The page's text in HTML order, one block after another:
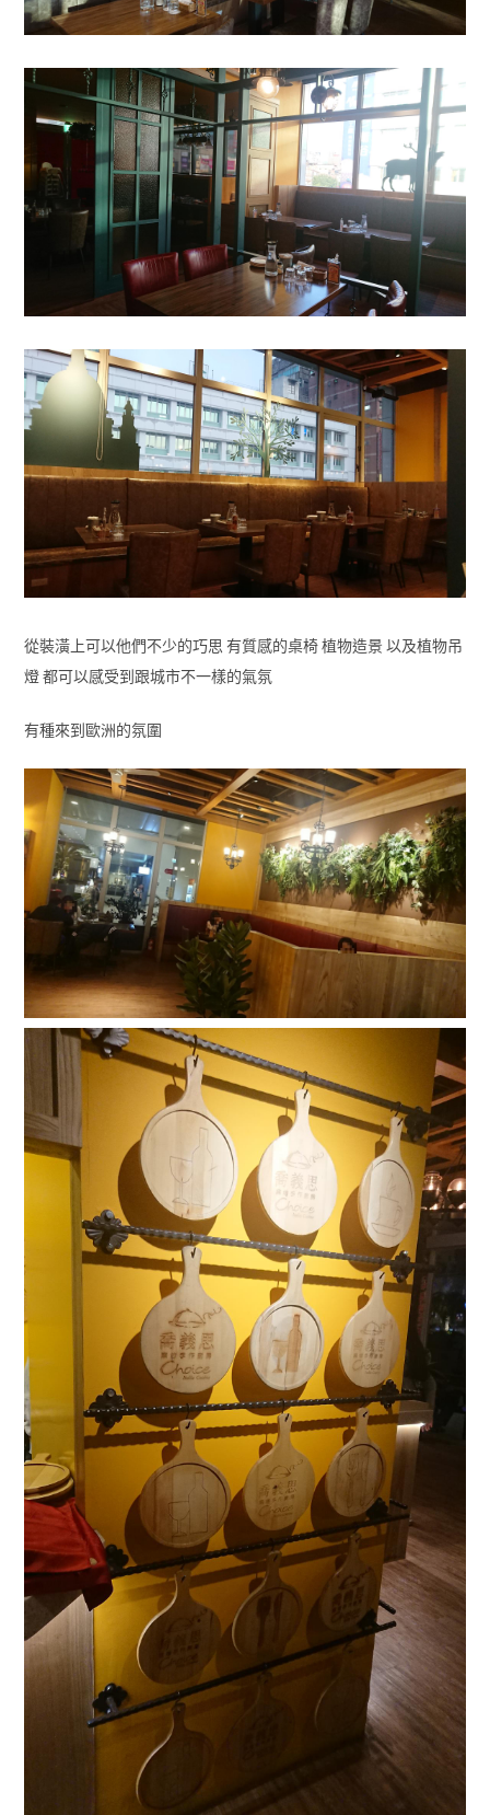
從裝潢上可以他們不少的巧思 有質感的桌椅 植物造景 以及植物吊
燈 都可以感受到跟城市不一樣的氣氛
有種來到歐洲的氛圍